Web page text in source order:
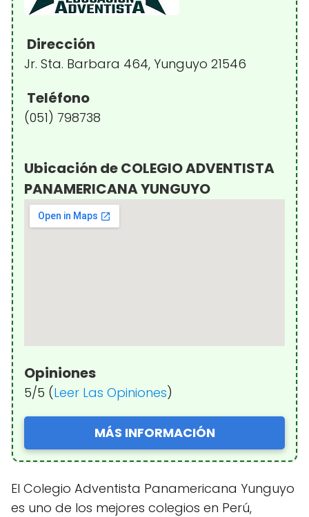
Dirección
Jr. Sta. Barbara 464, Yunguyo 21546
Teléfono
(051) 798738
Ubicación de COLEGIO ADVENTISTA
PANAMERICANA YUNGUYO
Opiniones
5/5 (Leer Las Opiniones)
MÁS INFORMACIÓN
El Colegio Adventista Panamericana Yunguyo
es uno de los mejores colegios en Perú,